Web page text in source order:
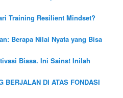
Training Resilient Mindset?
Berapa Nilai Nyata yang Bisa
Biasa. Ini Sains! Inilah
BERJALAN DI ATAS FONDASI